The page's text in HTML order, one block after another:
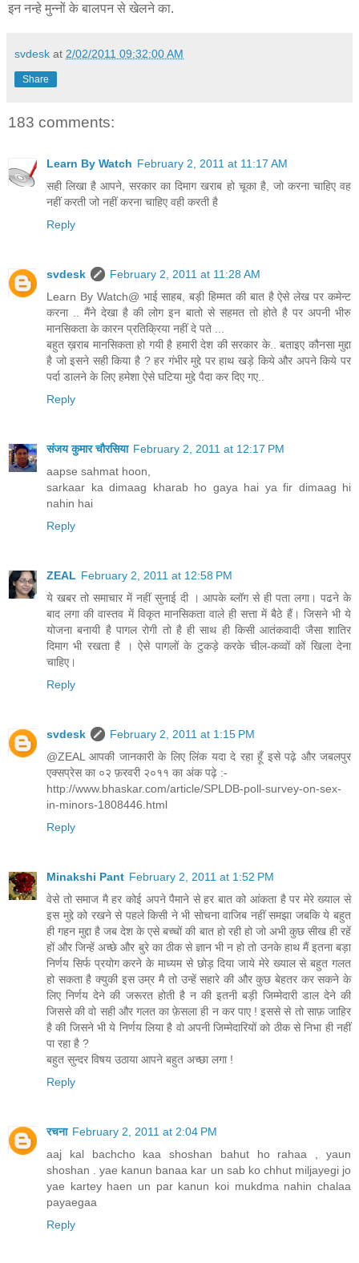
इन नन्हे मुन्नों के बालपन से खेलने का.
svdesk at 2/02/2011 09:32:00 AM
Share
183 comments:
Learn By Watch February 2, 2011 at 11:17 AM
सही लिखा है आपने, सरकार का दिमाग खराब हो चूका है, जो करना चाहिए वह
नहीं करती जो नहीं करना चाहिए वही करती है
Reply
svdesk
February 2, 2011 at 11:28 AM
Learn By Watch@ भाई साहब, बड़ी हिम्मत की बात है ऐसे लेख पर कमेन्ट
करना .. मैंने देखा है की लोग इन बातो से सहमत तो होते है पर अपनी भीरु
मानसिकता के कारन प्रतिक्रिया नहीं दे पते ...
बहुत ख़राब मानसिकता हो गयी है हमारी देश की सरकार के.. बताइए कौनसा मुद्दा
है जो इसने सही किया है ? हर गंभीर मुद्दे पर हाथ खड़े किये और अपने किये पर
पर्दा डालने के लिए हमेशा ऐसे घटिया मुद्दे पैदा कर दिए गए..
Reply
संजय कुमार चौरसिया February 2, 2011 at 12:17 PM
aapse sahmat hoon,
sarkaar ka dimaag kharab ho gaya hai ya fir dimaag hi
nahin hai
Reply
ZEAL February 2, 2011 at 12:58 PM
ये खबर तो समाचार में नहीं सुनाई दी । आपके ब्लॉग से ही पता लगा। पढने के
बाद लगा की वास्तव में विकृत मानसिकता वाले ही सत्ता में बैठे हैं। जिसने भी ये
योजना बनायी है पागल रोगी तो है ही साथ ही किसी आतंकवादी जैसा शातिर
दिमाग भी रखता है । ऐसे पागलों के टुकड़े करके चील-कव्वों कों खिला देना
चाहिए।
Reply
svdesk
February 2, 2011 at 1:15 PM
@ZEAL आपकी जानकारी के लिए लिंक यदा दे रहा हूँ इसे पढ़े और जबलपुर
एक्सप्रेस का ०२ फ़रवरी २०११ का अंक पढ़े :-
http://www.bhaskar.com/article/SPLDB-poll-survey-on-sex-
in-minors-1808446.html
Reply
Minakshi Pant February 2, 2011 at 1:52 PM
वेसे तो समाज मै हर कोई अपने पैमाने से हर बात को आंकता है पर मेरे ख्याल से
इस मुद्दे को रखने से पहले किसी ने भी सोचना वाजिब नहीं समझा जबकि ये बहुत
ही गहन मुद्दा है जब देश के एसे बच्चों की बात हो रही हो जो अभी कुछ सीख ही रहें
हों और जिन्हें अच्छे और बुरे का ठीक से ज्ञान भी न हो तो उनके हाथ मैं इतना बड़ा
निर्णय सिर्फ प्रयोग करने के माध्यम से छोड़ दिया जाये मेरे ख्याल से बहुत गलत
हो सकता है क्युकी इस उम्र मै तो उन्हें सहारे की और कुछ बेहतर कर सकने के
लिए निर्णय देने की जरूरत होती है न की इतनी बड़ी जिम्मेदारी डाल देने की
जिससे की वो सही और गलत का फ़ेसला ही न कर पाए ! इससे से तो साफ़ जाहिर
है की जिसने भी ये निर्णय लिया है वो अपनी जिम्मेदारियों को ठीक से निभा ही नहीं
पा रहा है ?
बहुत सुन्दर विषय उठाया आपने बहुत अच्छा लगा !
Reply
रचना February 2, 2011 at 2:04 PM
aaj kal bachcho kaa shoshan bahut ho rahaa , yaun
shoshan . yae kanun banaa kar un sab ko chhut miljayegi jo
yae kartey haen un par kanun koi mukdma nahin chalaa
payaegaa
Reply